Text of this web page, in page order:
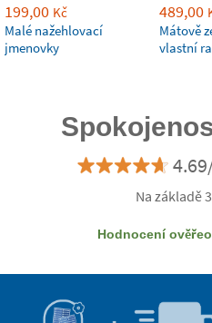
199,00 Kč
Malé nažehlovací
jmenovky
489,00
Mátově
vlastní
Na základě
Hodnocení